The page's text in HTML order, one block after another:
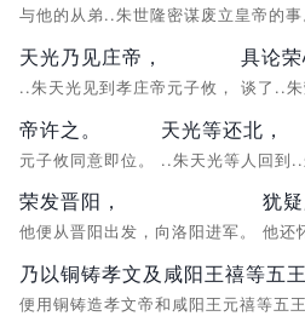
与他的从弟..朱世隆密谋废立皇帝的事
天光乃见庄帝，
..朱天光见到孝庄帝元子攸，
具论荣
谈了..朱
帝许之。
元子攸同意即位。
天光等还北，
..朱天光等人回到..
荣发晋阳，
他便从晋阳出发，向洛阳进军。
犹疑
他还
乃以铜铸孝文及咸阳王禧等五
便用铜铸造孝文帝和咸阳王元禧等五